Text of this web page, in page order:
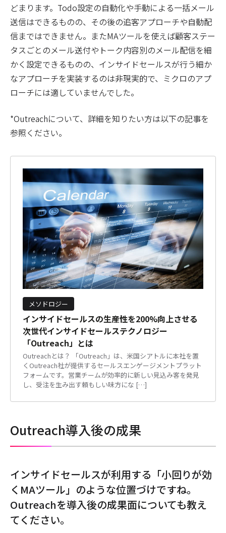
どまります。Todo設定の自動化や手動による一括メール
送信はできるものの、その後の追客アプローチや自動配
信まではできません。またMAツールを使えば顧客ステー
タスごとのメール送付やトーク内容別のメール配信を細
かく設定できるものの、インサイドセールスが行う細か
なアプローチを実装するのは非現実的で、ミクロのアプ
ローチには適していませんでした。
*Outreachについて、詳細を知りたい方は以下の記事を
参照ください。
メソドロジー
インサイドセールスの生産性を200%向上させる
次世代インサイドセールステクノロジー
「Outreach」とは
Outreachとは？ 「Outreach」は、米国シアトルに本社を置
くOutreach社が提供するセールスエンゲージメントプラット
フォームです。営業チームが効率的に新しい見込み客を発見
し、受注を生み出す頼もしい味方にな […]
Outreach導入後の成果
――インサイドセールスが利用する「小回りが効
くMAツール」のような位置づけですね。
Outreachを導入後の成果面についても教え
てください。